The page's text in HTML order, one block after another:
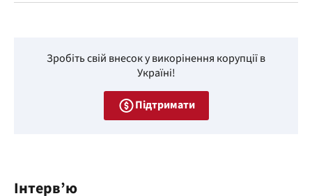
Зробіть свій внесок у викорінення корупції в
Україні!
Підтримати
Інтерв’ю